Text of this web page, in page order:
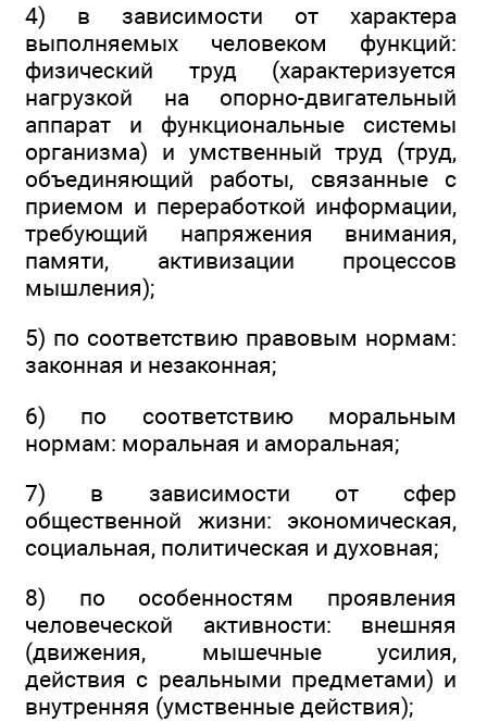
4) в зависимости от характера
выполняемых человеком функций:
физический труд (характеризуется
нагрузкой на опорно-двигательный
аппарат и функциональные системы
организма) и умственный труд (труд,
объединяющий работы, связанные с
приемом и переработкой информации,
требующий напряжения внимания,
памяти, активизации процессов
мышления);
5) по соответствию правовым нормам:
законная и незаконная;
6) по соответствию моральным
нормам: моральная и аморальная;
7) в зависимости от сфер
общественной жизни: экономическая,
социальная, политическая и духовная;
8) по особенностям проявления
человеческой активности: внешняя
(движения, мышечные усилия,
действия с реальными предметами) и
внутренняя (умственные действия);